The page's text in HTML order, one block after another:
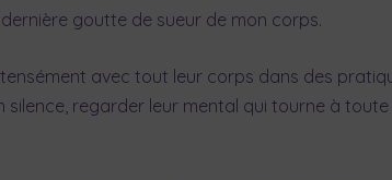
goutte de sueur de mon corps.
avec tout leur corps dans des
regarder leur mental qui tourne à toute